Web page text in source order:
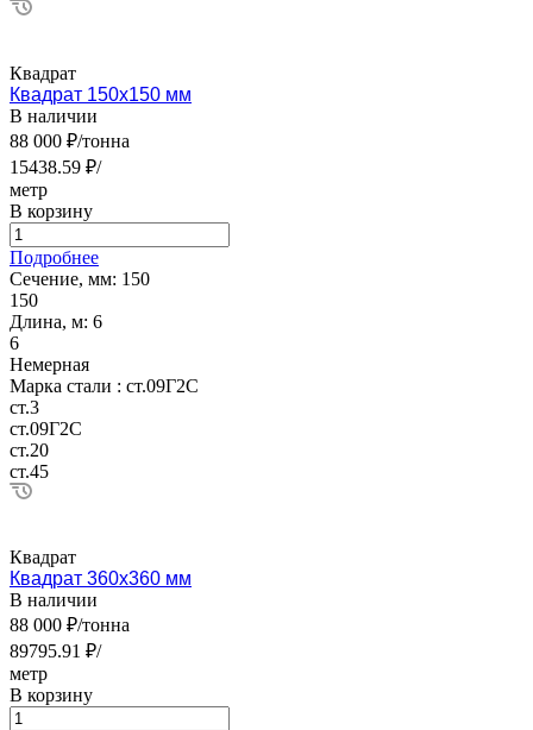
Квадрат
Квадрат 150х150 мм
В наличии
88 000 ₽/тонна
15438.59 ₽/
метр
В корзину
Подробнее
Сечение, мм: 150
150
Длина, м: 6
6
Немерная
Марка стали : ст.09Г2С
ст.3
ст.09Г2С
ст.20
ст.45
Квадрат
Квадрат 360х360 мм
В наличии
88 000 ₽/тонна
89795.91 ₽/
метр
В корзину